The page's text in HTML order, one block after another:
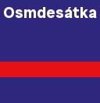
Osmdesátka